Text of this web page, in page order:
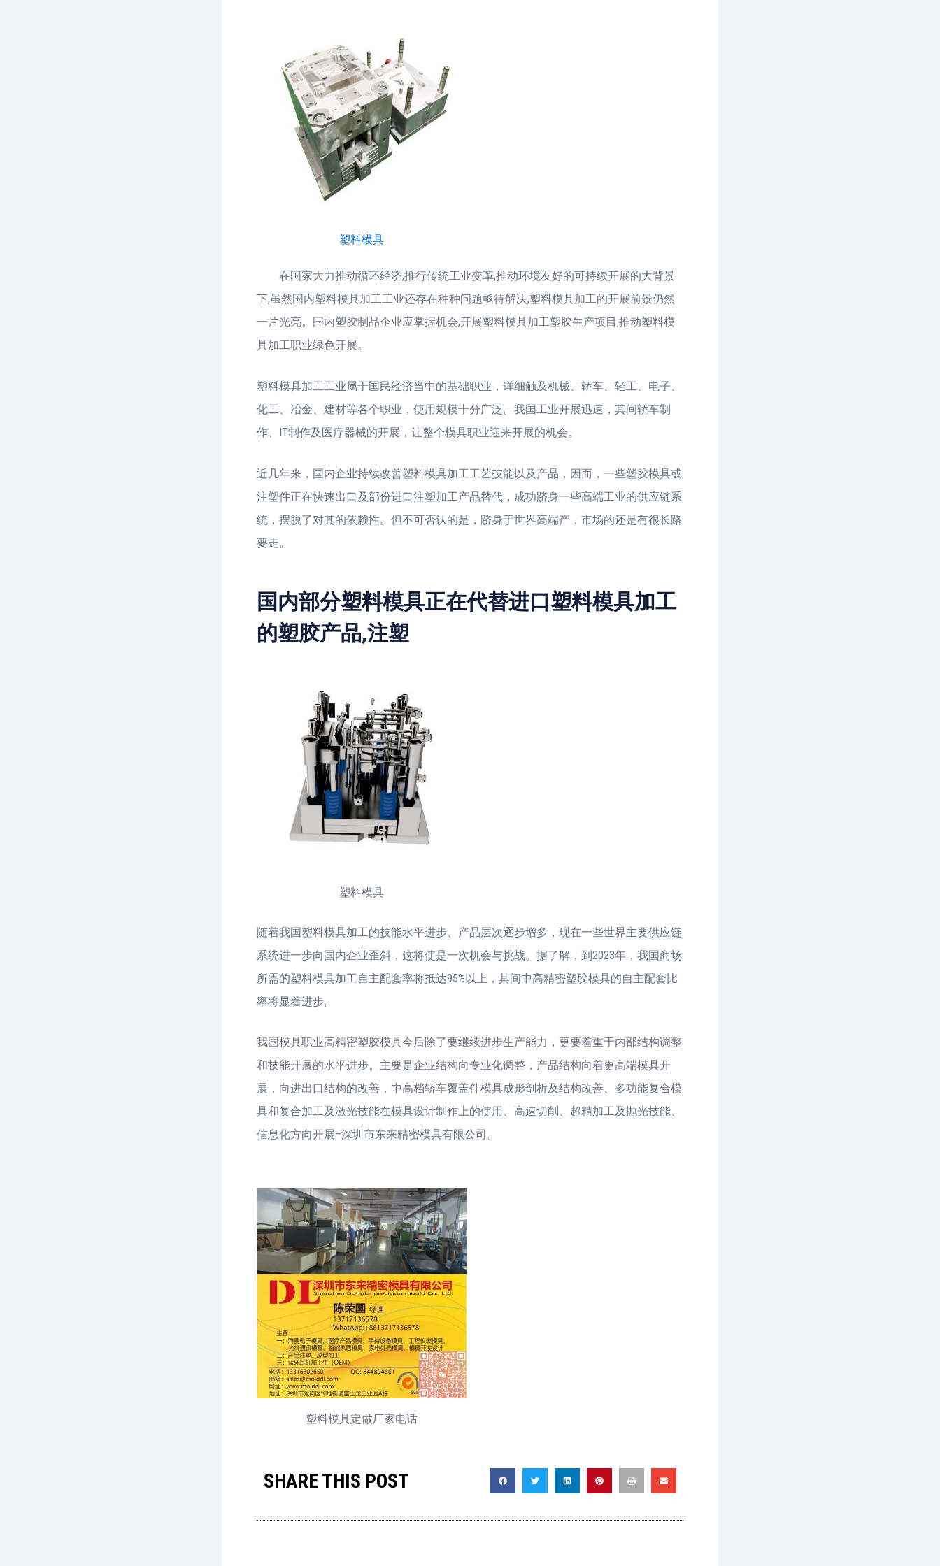
塑料模具
在国家大力推动循环经济,推行传统工业变革,推动环境友好的可持续开展的大背景
下,虽然国内塑料模具加工工业还存在种种问题亟待解决,塑料模具加工的开展前景仍然
一片光亮。国内塑胶制品企业应掌握机会,开展塑料模具加工塑胶生产项目,推动塑料模
具加工职业绿色开展。
塑料模具加工工业属于国民经济当中的基础职业，详细触及机械、轿车、轻工、电子、
化工、冶金、建材等各个职业，使用规模十分广泛。我国工业开展迅速，其间轿车制
作、IT制作及医疗器械的开展，让整个模具职业迎来开展的机会。
近几年来，国内企业持续改善塑料模具加工工艺技能以及产品，因而，一些塑胶模具或
注塑件正在快速出口及部份进口注塑加工产品替代，成功跻身一些高端工业的供应链系
统，摆脱了对其的依赖性。但不可否认的是，跻身于世界高端产，市场的还是有很长路
要走。
国内部分塑料模具正在代替进口塑料模具加工
的塑胶产品,注塑
塑料模具
随着我国塑料模具加工的技能水平进步、产品层次逐步增多，现在一些世界主要供应链
系统进一步向国内企业歪斜，这将使是一次机会与挑战。据了解，到2023年，我国商场
所需的塑料模具加工自主配套率将抵达95%以上，其间中高精密塑胶模具的自主配套比
率将显着进步。
我国模具职业高精密塑胶模具今后除了要继续进步生产能力，更要着重于内部结构调整
和技能开展的水平进步。主要是企业结构向专业化调整，产品结构向着更高端模具开
展，向进出口结构的改善，中高档轿车覆盖件模具成形剖析及结构改善、多功能复合模
具和复合加工及激光技能在模具设计制作上的使用、高速切削、超精加工及抛光技能、
信息化方向开展–深圳市东来精密模具有限公司。
塑料模具定做厂家电话
SHARE THIS POST